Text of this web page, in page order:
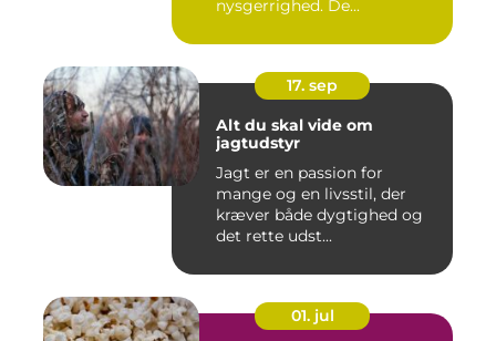
nysgerrighed. De...
17. sep
Alt du skal vide om
jagtudstyr
Jagt er en passion for
mange og en livsstil, der
kræver både dygtighed og
det rette udst...
01. jul